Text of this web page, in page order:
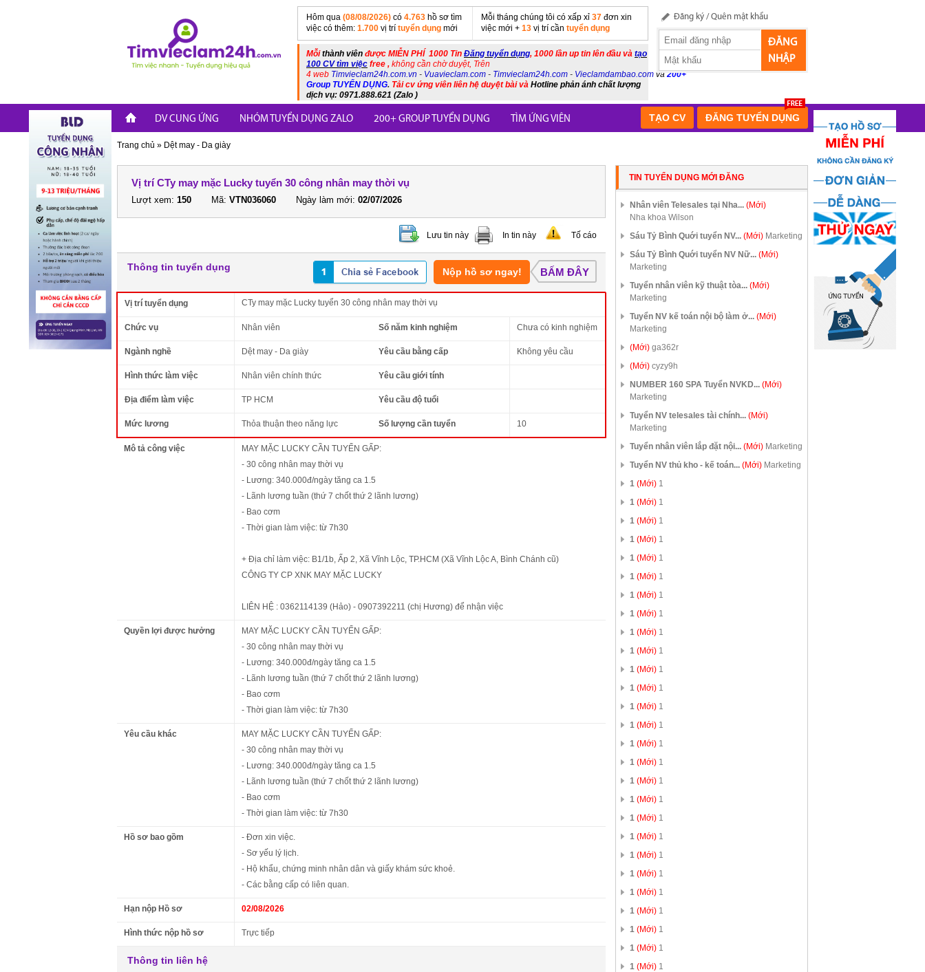
Hôm qua (08/08/2026) có 4.763 hồ sơ tìm
việc có thêm: 1.700 vị trí tuyển dụng mới
Mỗi tháng chúng tôi có xấp xỉ 37 đơn xin
việc mới + 13 vị trí cần tuyển dụng
Mỗithành viên được MIỄN PHÍ 1000 Tin Đăng tuyển dụng, 1000 lần up tin lên đầu và tạo
100 CV tìm việc free , không cần chờ duyệt, Trên
4 web Timvieclam24h.com.vn - Vuavieclam.com - Timvieclam24h.com - Vieclamdambao.com và 200+
Group TUYỂN DỤNG. Tải cv ứng viên liên hệ duyệt bài và Hotline phản ánh chất lượng
dịch vụ: 0971.888.621 (Zalo )
Đăng ký /Quên mật khẩu
ĐĂNG
NHẬP
DV CUNG ỨNG NHÓM TUYỂN DỤNG ZALO 200+ GROUP TUYỂN DỤNG TÌM ỨNG VIÊN ĐĂNG TUYỂN DỤNG
TẠO CV
Trang chủ » Dệt may - Da giày
Vị trí CTy may mặc Lucky tuyển 30 công nhân may thời vụ
Lượt xem: 150 Mã: VTN036060 Ngày làm mới: 02/07/2026
Lưu tin này In tin này Tố cáo
Thông tin tuyển dụng Nộp hồ sơ ngay! BẤM ĐÂY
Vị trí tuyển dụng CTy may mặc Lucky tuyển 30 công nhân may thời vụ
Chức vụ Nhân viên Số năm kinh nghiệm Chưa có kinh nghiệm
Ngành nghề Dệt may - Da giày Yêu cầu bằng cấp Không yêu cầu
Hình thức làm việc Nhân viên chính thức Yêu cầu giới tính
Địa điểm làm việc TP HCM Yêu cầu độ tuổi
Mức lương Thỏa thuận theo năng lực Số lượng cần tuyển 10
Mô tả công việc
MAY MẶC LUCKY CẦN TUYỂN GẤP:
- 30 công nhân may thời vụ
- Lương: 340.000đ/ngày tăng ca 1.5
- Lãnh lương tuần (thứ 7 chốt thứ 2 lãnh lương)
- Bao cơm
- Thời gian làm việc: từ 7h30
+ Địa chỉ làm việc: B1/1b, Ấp 2, Xã Vĩnh Lộc, TP.HCM (Xã Vĩnh Lộc A, Bình Chánh cũ)
CÔNG TY CP XNK MAY MẶC LUCKY
LIÊN HỆ : 0362114139 (Hảo) - 0907392211 (chị Hương) để nhận việc
Quyền lợi được hưởng
MAY MẶC LUCKY CẦN TUYỂN GẤP:
- 30 công nhân may thời vụ
- Lương: 340.000đ/ngày tăng ca 1.5
- Lãnh lương tuần (thứ 7 chốt thứ 2 lãnh lương)
- Bao cơm
- Thời gian làm việc: từ 7h30
Yêu cầu khác
MAY MẶC LUCKY CẦN TUYỂN GẤP:
- 30 công nhân may thời vụ
- Lương: 340.000đ/ngày tăng ca 1.5
- Lãnh lương tuần (thứ 7 chốt thứ 2 lãnh lương)
- Bao cơm
- Thời gian làm việc: từ 7h30
Hồ sơ bao gồm
- Đơn xin việc.
- Sơ yếu lý lịch.
- Hộ khẩu, chứng minh nhân dân và giấy khám sức khoẻ.
- Các bằng cấp có liên quan.
Hạn nộp Hồ sơ 02/08/2026
Hình thức nộp hồ sơ Trực tiếp
Thông tin liên hệ
TIN TUYỂN DỤNG MỚI ĐĂNG
Nhân viên Telesales tại Nha... (Mới)
Nha khoa Wilson
Sáu Tỷ Bình Quới tuyển NV... (Mới) Marketing
Sáu Tỷ Bình Quới tuyển NV Nữ... (Mới)
Marketing
Tuyển nhân viên kỹ thuật tòa... (Mới)
Marketing
Tuyển NV kế toán nội bộ làm ở... (Mới)
Marketing
(Mới) ga362r
(Mới) cyzy9h
NUMBER 160 SPA Tuyển NVKD... (Mới)
Marketing
Tuyển NV telesales tài chính... (Mới)
Marketing
Tuyển nhân viên lắp đặt nội... (Mới) Marketing
Tuyển NV thủ kho - kế toán... (Mới) Marketing
1 (Mới) 1
1 (Mới) 1
1 (Mới) 1
1 (Mới) 1
1 (Mới) 1
1 (Mới) 1
1 (Mới) 1
1 (Mới) 1
1 (Mới) 1
1 (Mới) 1
1 (Mới) 1
1 (Mới) 1
1 (Mới) 1
1 (Mới) 1
1 (Mới) 1
1 (Mới) 1
1 (Mới) 1
1 (Mới) 1
1 (Mới) 1
1 (Mới) 1
1 (Mới) 1
1 (Mới) 1
1 (Mới) 1
1 (Mới) 1
1 (Mới) 1
1 (Mới) 1
1 (Mới) 1